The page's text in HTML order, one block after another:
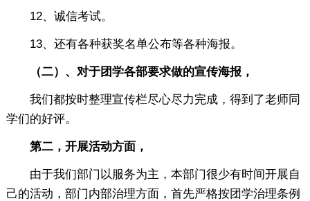
12、诚信考试。
13、还有各种获奖名单公布等各种海报。
（二）、对于团学各部要求做的宣传海报，
我们都按时整理宣传栏尽心尽力完成，得到了老师同
学们的好评。
第二，开展活动方面，
由于我们部门以服务为主，本部门很少有时间开展自
己的活动，部门内部治理方面，首先严格按团学治理条例